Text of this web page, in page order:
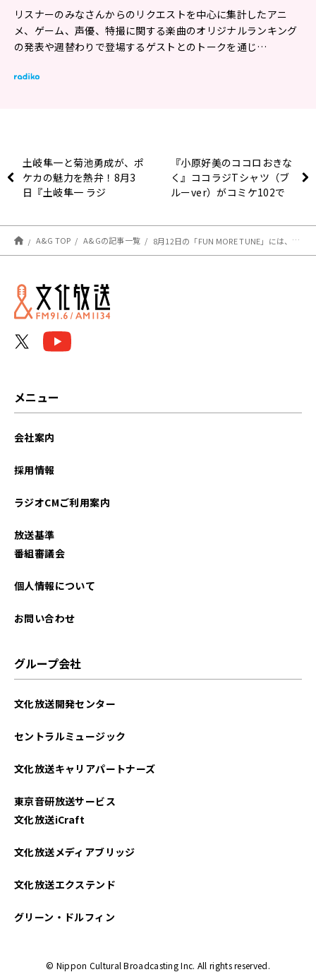
リスナーのみなさんからのリクエストを中心に集計したアニ
メ、ゲーム、声優、特撮に関する楽曲のオリジナルランキング
の発表や週替わりで登場するゲストとのトークを通じ…
土岐隼一と菊池勇成が、ポ
ケカの魅力を熱弁！8月3
日『土岐隼一 ラジ
『小原好美のココロおきな
く』ココラジTシャツ（ブ
ルーver）がコミケ102で
A&G TOP A&Gの記事一覧 8月12日の「FUN MORE TUNE」には、麻倉ももさんがゲストに登場！！
メニュー
会社案内
採用情報
ラジオCMご利用案内
放送基準
番組審議会
個人情報について
お問い合わせ
グループ会社
文化放送開発センター
セントラルミュージック
文化放送キャリアパートナーズ
東京音研放送サービス
文化放送iCraft
文化放送メディアブリッジ
文化放送エクステンド
グリーン・ドルフィン
© Nippon Cultural Broadcasting Inc. All rights reserved.